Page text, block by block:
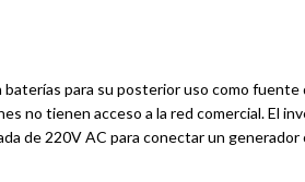
para su posterior uso como fuente
no tienen acceso a la red comercial. El
de 220V AC para conectar un